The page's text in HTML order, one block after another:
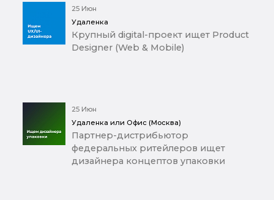
25 Июн
Удаленка
Крупный digital-проект ищет Product
Designer (Web & Mobile)
25 Июн
Удаленка или Офис (Москва)
Партнер-дистрибьютор
федеральных ритейлеров ищет
дизайнера концептов упаковки